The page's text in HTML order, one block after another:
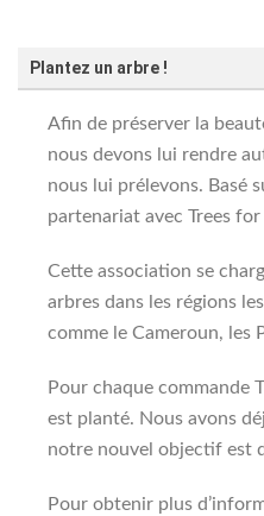
Plantez un arbre !
Afin de préserver la
nous devons lui rendre
nous lui prélevons. Basé
partenariat avec Trees
Cette association se
arbres dans les régions
comme le Cameroun, les
Pour chaque commande
est planté. Nous avons
notre nouvel objectif est
Pour obtenir plus